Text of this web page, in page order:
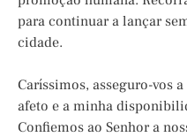
para continuar a lançar
cidade.
Caríssimos, asseguro-vos
afeto e a minha
Confiemos ao Senhor a